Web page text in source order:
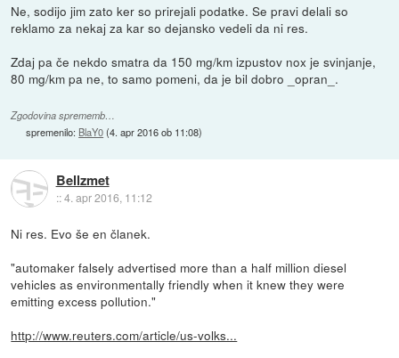
Ne, sodijo jim zato ker so prirejali podatke. Se pravi delali so
reklamo za nekaj za kar so dejansko vedeli da ni res.
Zdaj pa če nekdo smatra da 150 mg/km izpustov nox je svinjanje,
80 mg/km pa ne, to samo pomeni, da je bil dobro _opran_.
Zgodovina sprememb…
spremenilo: BlaY0(4. apr 2016 ob 11:08)
Bellzmet
::4. apr 2016, 11:12
Ni res. Evo še en članek.
"automaker falsely advertised more than a half million diesel
vehicles as environmentally friendly when it knew they were
emitting excess pollution."
http://www.reuters.com/article/us-volks...